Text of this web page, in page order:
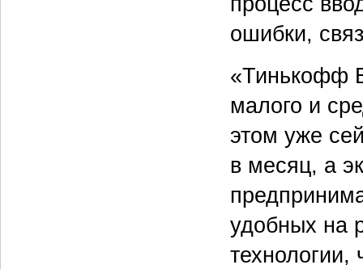
ошибки,
«Тинькофф
малого и
этом уже
в месяц, а
удобных на